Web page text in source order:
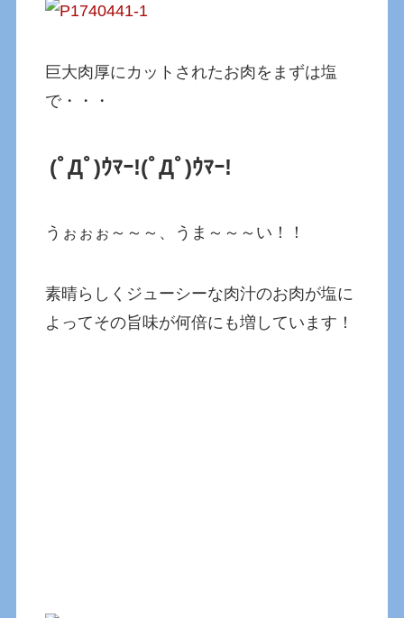
巨大肉厚にカットされたお肉をまずは塩
で・・・
(ﾟДﾟ)ｳﾏｰ!(ﾟДﾟ)ｳﾏｰ!
うぉぉぉ～～～、うま～～～い！！
素晴らしくジューシーな肉汁のお肉が塩に
よってその旨味が何倍にも増しています！